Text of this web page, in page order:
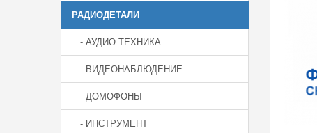
РАДИОДЕТАЛИ
- АУДИО ТЕХНИКА
- ВИДЕОНАБЛЮДЕНИЕ
- ДОМОФОНЫ
- ИНСТРУМЕНТ